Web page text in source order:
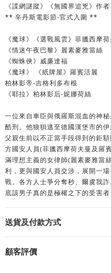
《諜網謎蹤》《無國界追兇》作
** 辛丹斯電影節-官式入圍 **
《魔球》《選戰風雲》菲臘西摩
《情迷午夜巴黎》麗素麥雅當絲
《蜘蛛俠》威廉達福
《魔球》 《紙牌屋》羅賓活麗
柏林影帝-吉格利多布根
《耶拉》柏林影后-妮娜荷絲
一位來自車臣與俄羅斯混血的神
酷刑。他狼狽逃至德國漢堡市的
父親生前以不正當手段得到的鉅
方國安人員(菲臘西摩荷夫曼及羅
滿理想主義的女律師(麗素麥雅當
利，更與國安人員交涉，展開一
戰。各方人士爭分奪秒、爾虞我
底該男子真的是極權之下的受害
送貨及付款方式
顧客評價